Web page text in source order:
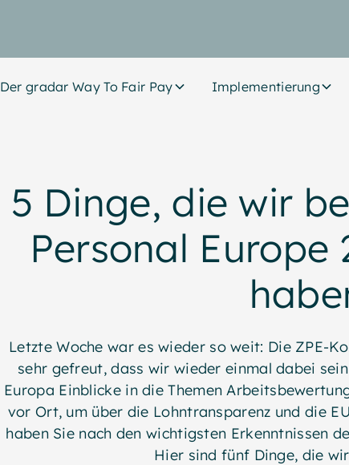
Der gradar Way To Fair Pay Implementierung
5 Dinge, die wir
Personal Europe
Letzte Woche war es wieder so weit: Die ZPE-
sehr gefreut, dass wir wieder einmal dabei
Europa Einblicke in die Themen
vor Ort, um über die Lohntransparenz und die
haben Sie nach den wichtigsten Erkenntnissen
Hier sind fünf Dinge, die